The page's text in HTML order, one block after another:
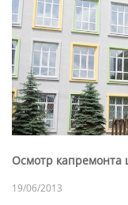
Осмотр
19/06/2013